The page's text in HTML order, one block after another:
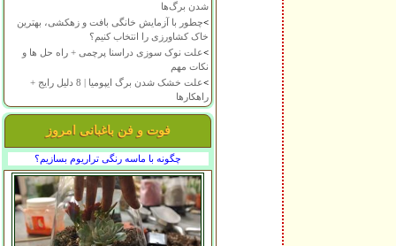
شدن برگ‌ها
>چطور با آزمایش خانگی بافت و زهکشی، بهترین
خاک کشاورزی را انتخاب کنیم؟
>علت نوک سوزی دراسنا پرچمی + راه حل ها و
نکات مهم
>
علت خشک شدن برگ ایپومیا | 8 دلیل رایج +
راهکارها
فوت و فن باغبانی امروز
چگونه با ماسه رنگی تراریوم بسازیم؟